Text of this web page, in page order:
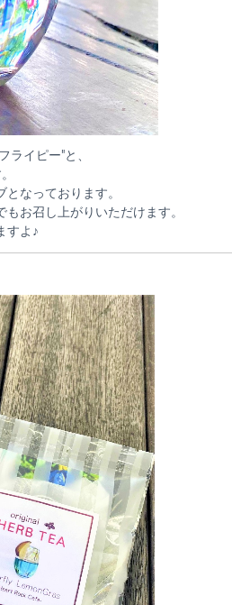
ライピー"と、
なっております。
お召し上がりいただけます。
すよ♪